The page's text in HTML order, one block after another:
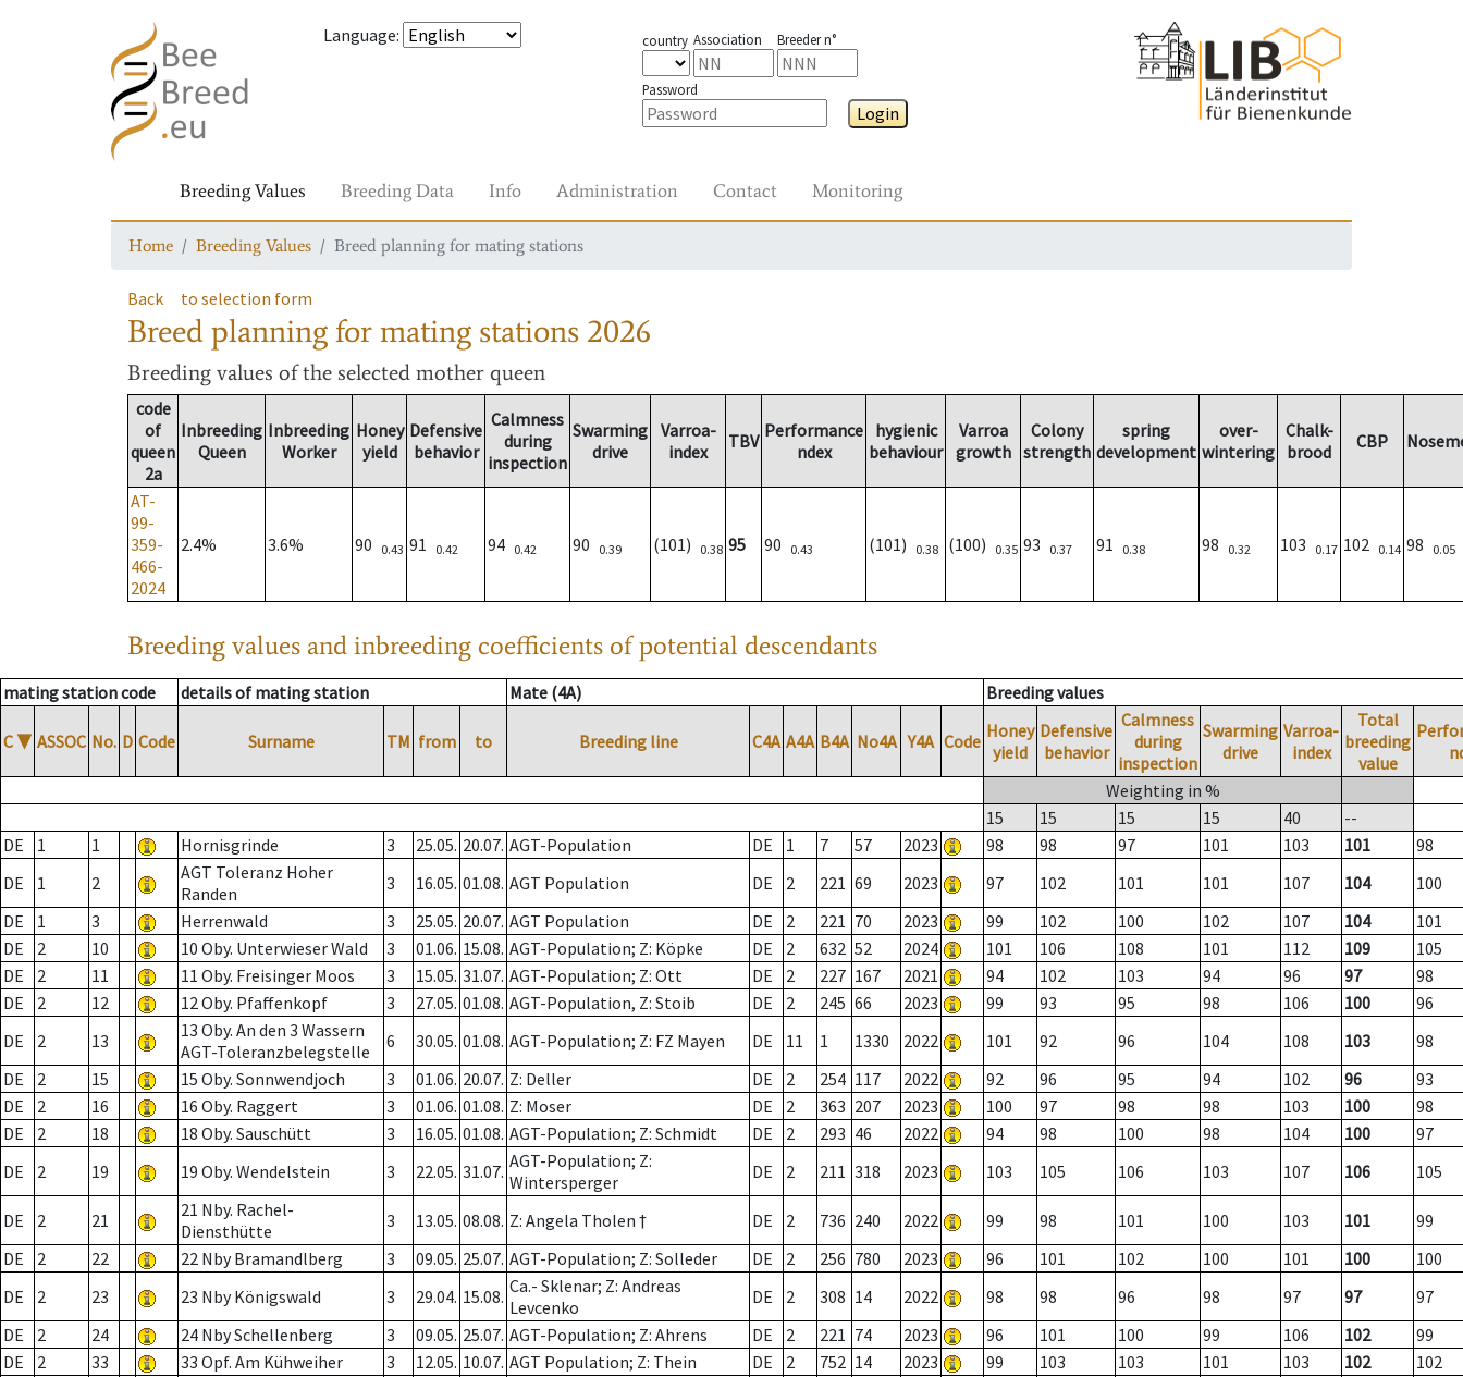
Language: country Association Breeder n°
Password
Login
Breeding Values Breeding Data Info Administration Contact Monitoring
Home Breeding Values Breed planning for mating stations
Back to selection form
Breed planning for mating stations 2026
Breeding values of the selected mother queen
code
of
queen
2a
Inbreeding
Queen
Inbreeding
Worker
Honey
yield
Defensive
behavior
Calmness
during
inspection
Swarming
drive
Varroa-
index
TBV Performance
ndex
hygienic
behaviour
Varroa
growth
Colony
strength
spring
development
over-
wintering
Chalk-
brood
CBP
AT-
99-
359-
466-
2024
2.4% 3.6% 90 0.43 91 0.42 94 0.42 90 0.39 (101) 0.38 95 90 0.43 (101) 0.38 (100) 0.35 93 0.37 91 0.38 98 0.32 103 0.17 102 0.14 98 0.05
Breeding values and inbreeding coefficients of potential descendants
mating station code details of mating station Mate (4A) Breeding values
C ▼ ASSOC No. D Code Surname TM from to Breeding line C4A A4A B4A No4A Y4A Code Honey
yield
Defensive
behavior
Calmness
during
inspection
Swarming
drive
Varroa-
index
Total
breeding
value
Weighting in %
15
15 15 15 40
--
DE
1 1 Hornisgrinde 3 25.05. 20.07. AGT-Population DE 1 7 57 2023 98 98 97 101 103 101
98
DE
1 2
AGT Toleranz Hoher
Randen
3 16.05. 01.08. AGT Population DE 2 221 69 2023 97 102 101 101 107 104
100
DE
1 3 Herrenwald 3 25.05. 20.07. AGT Population DE 2 221 70 2023 99 102 100 102 107 104
101
DE
2 10 10 Oby. Unterwieser Wald 3 01.06. 15.08. AGT-Population; Z: Köpke DE 2 632 52 2024 101 106 108 101 112 109
105
DE
2 11 11 Oby. Freisinger Moos 3 15.05. 31.07. AGT-Population; Z: Ott DE 2 227 167 2021 94 102 103 94 96 97
98
DE
2 12 12 Oby. Pfaffenkopf 3 27.05. 01.08. AGT-Population, Z: Stoib DE 2 245 66 2023 99 93 95 98 106 100
96
DE
2 13
13 Oby. An den 3 Wassern
AGT-Toleranzbelegstelle
6 30.05. 01.08. AGT-Population; Z: FZ Mayen DE 11 1 1330 2022 101 92 96 104 108 103
98
DE
2 15 15 Oby. Sonnwendjoch 3 01.06. 20.07. Z: Deller DE 2 254 117 2022 92 96 95 94 102 96
93
DE
2 16 16 Oby. Raggert 3 01.06. 01.08. Z: Moser DE 2 363 207 2023 100 97 98 98 103 100
98
DE
2 18 18 Oby. Sauschütt 3 16.05. 01.08. AGT-Population; Z: Schmidt DE 2 293 46 2022 94 98 100 98 104 100
97
DE
2 19 19 Oby. Wendelstein 3 22.05. 31.07. AGT-Population; Z:
Wintersperger
DE 2 211 318 2023 103 105 106 103 107 106 105
DE 2 21
21 Nby. Rachel-
Diensthütte
3 13.05. 08.08. Z: Angela Tholen † DE 2 736 240 2022 99 98 101 100 103 101
99
DE
2 22 22 Nby Bramandlberg 3 09.05. 25.07. AGT-Population; Z: Solleder DE 2 256 780 2023 96 101 102 100 101 100
100
DE
2 23 23 Nby Königswald 3 29.04. 15.08. Ca.- Sklenar; Z: Andreas
Levcenko
DE 2 308 14 2022 98 98 96 98 97 97
97
DE
2 24 24 Nby Schellenberg 3 09.05. 25.07. AGT-Population; Z: Ahrens DE 2 221 74 2023 96 101 100 99 106 102
99
DE
2 33 33 Opf. Am Kühweiher 3 12.05. 10.07. AGT Population; Z: Thein DE 2 752 14 2023 99 103 103 101 103 102
102